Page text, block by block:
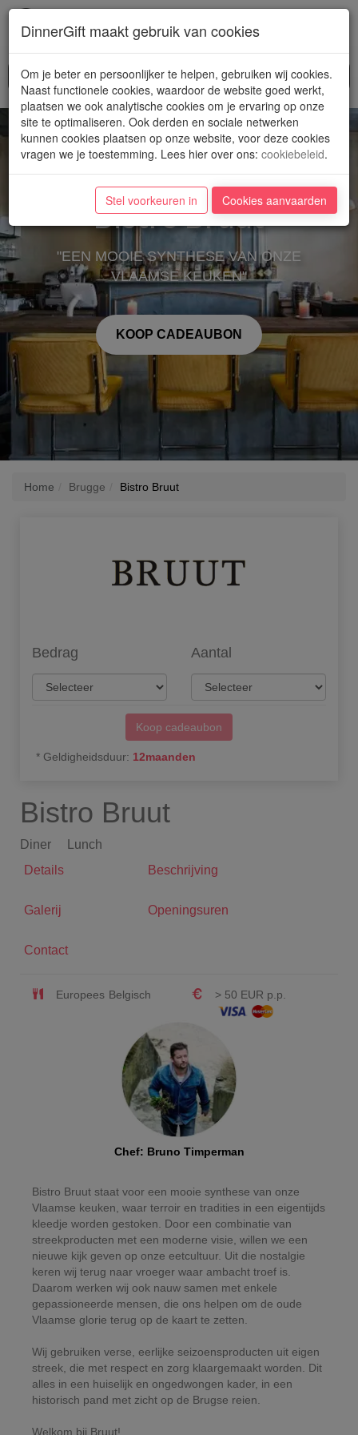
Bistro Bruut
"EEN MOOIE SYNTHESE VAN ONZE
VLAAMSE KEUKEN"
KOOP CADEAUBON
Home Brugge Bistro Bruut
Bedrag Aantal
Koop cadeaubon
* Geldigheidsduur: 12maanden
Bistro Bruut
Diner
Lunch
Details
Beschrijving
Galerij Openingsuren
Contact
Europees Belgisch > 50 EUR p.p.
Chef: Bruno Timperman
Bistro Bruut staat voor een mooie synthese van onze
Vlaamse keuken, waar terroir en tradities in een eigentijds
kleedje worden gestoken. Door een combinatie van
streekproducten met een moderne visie, willen we een
nieuwe kijk geven op onze eetcultuur. Uit die nostalgie
keren wij terug naar vroeger waar ambacht troef is.
Daarom werken wij ook nauw samen met enkele
gepassioneerde mensen, die ons helpen om de oude
Vlaamse glorie terug op de kaart te zetten.
Wij gebruiken verse, eerlijke seizoensproducten uit eigen
streek, die met respect en zorg klaargemaakt worden. Dit
alles in een huiselijk en ongedwongen kader, in een
historisch pand met zicht op de Brugse reien.
Welkom bij Bruut!
DinnerGift maakt gebruik van cookies
Om je beter en persoonlijker te helpen, gebruiken wij cookies.
Naast functionele cookies, waardoor de website goed werkt,
plaatsen we ook analytische cookies om je ervaring op onze
site te optimaliseren. Ook derden en sociale netwerken
kunnen cookies plaatsen op onze website, voor deze cookies
vragen we je toestemming. Lees hier over ons: cookiebeleid.
Stel voorkeuren in Cookies aanvaarden